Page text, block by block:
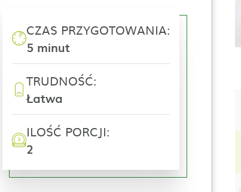
CZAS PRZYGOTOWANIA:
5 minut
TRUDNOŚĆ:
Łatwa
ILOŚĆ PORCJI:
2